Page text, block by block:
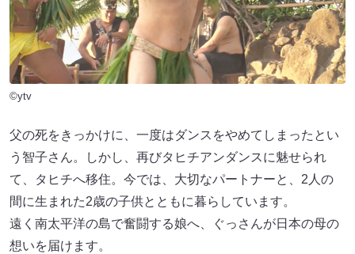
©ytv
父の死をきっかけに、一度はダンスをやめてしまったとい
う智子さん。しかし、再びタヒチアンダンスに魅せられ
て、タヒチへ移住。今では、大切なパートナーと、2人の
間に生まれた2歳の子供とともに暮らしています。
遠く南太平洋の島で奮闘する娘へ、ぐっさんが日本の母の
想いを届けます。